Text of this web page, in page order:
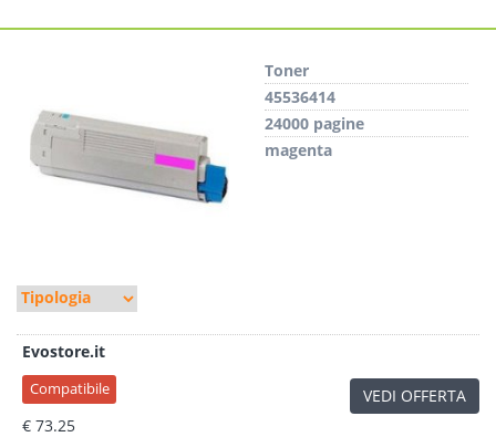
Toner
45536414
24000 pagine
magenta
Evostore.it
Compatibile
€ 73.25
VEDI OFFERTA